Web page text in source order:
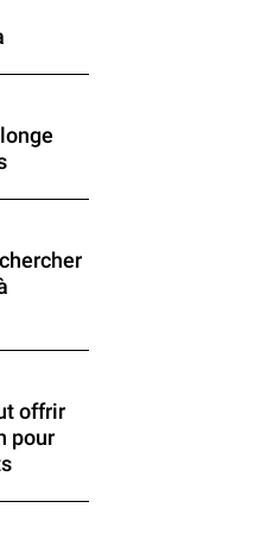
offrir
pour